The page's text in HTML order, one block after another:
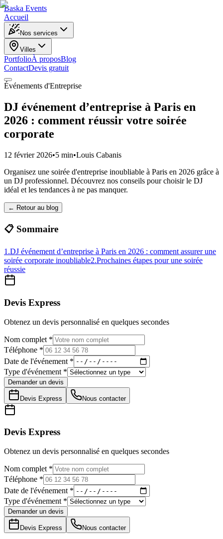
Baska Events
Accueil
Nos services
Villes
PortfolioÀ proposBlog
ContactDevis gratuit
Événements d'Entreprise
DJ événement d’entreprise à Paris en
2026 : comment réussir votre soirée
corporate
12 février 2026•5 min•Louis Cabanis
Organisez une soirée d'entreprise inoubliable à Paris en 2026 grâce à
un DJ professionnel. Découvrez nos conseils pour choisir le DJ
idéal et les tendances à ne pas manquer.
← Retour au blog
📋 Sommaire
1 .DJ événement d’entreprise à Paris en 2026 : comment assurer une
soirée corporate inoubliable2.Prochaines étapes pour une soirée
réussie
Devis Express
Obtenez un devis personnalisé en quelques secondes
Nom complet *
Téléphone *
Date de l'événement *
Type d'événement *
Demander un devis
Devis Express Nous contacter
Devis Express
Obtenez un devis personnalisé en quelques secondes
Nom complet *
Téléphone *
Date de l'événement *
Type d'événement *
Demander un devis
Devis Express Nous contacter